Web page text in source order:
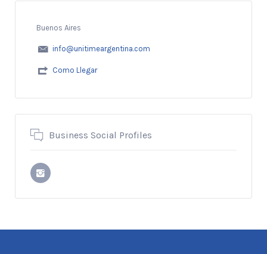
Buenos Aires
info@unitimeargentina.com
Como Llegar
Business Social Profiles